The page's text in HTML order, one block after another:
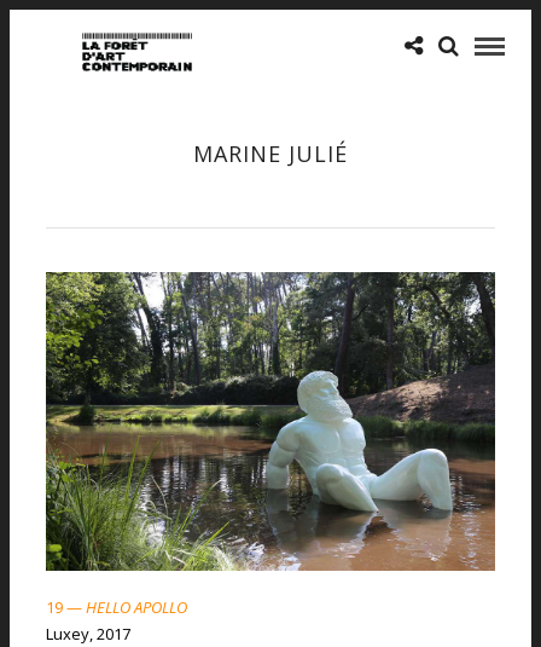
MARINE JULIÉ
19 —HELLO APOLLO
Luxey, 2017